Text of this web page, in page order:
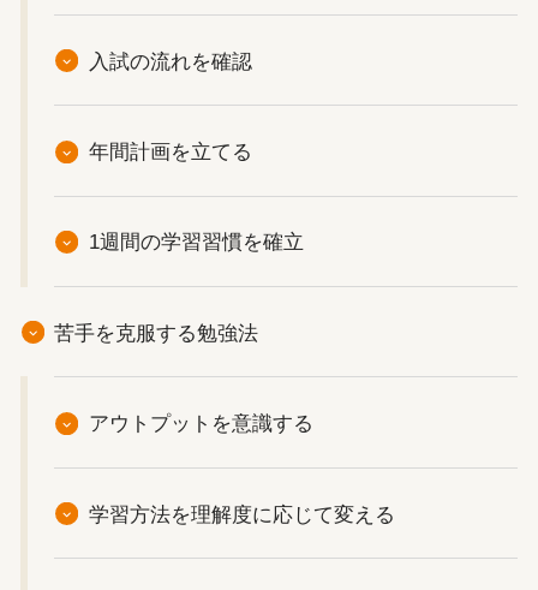
入試の流れを確認
年間計画を立てる
1週間の学習習慣を確立
苦手を克服する勉強法
アウトプットを意識する
学習方法を理解度に応じて変える